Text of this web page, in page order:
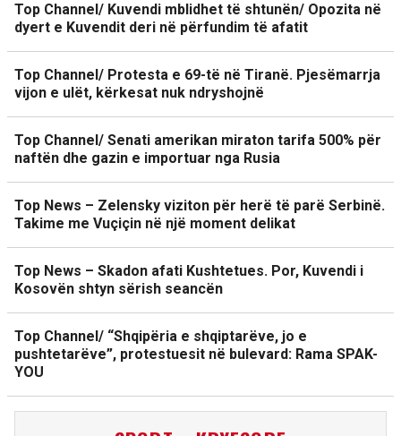
Top Channel/ Kuvendi mblidhet të shtunën/ Opozita në
dyert e Kuvendit deri në përfundim të afatit
Top Channel/ Protesta e 69-të në Tiranë. Pjesëmarrja
vijon e ulët, kërkesat nuk ndryshojnë
Top Channel/ Senati amerikan miraton tarifa 500% për
naftën dhe gazin e importuar nga Rusia
Top News – Zelensky viziton për herë të parë Serbinë.
Takime me Vuçiçin në një moment delikat
Top News – Skadon afati Kushtetues. Por, Kuvendi i
Kosovën shtyn sërish seancën
Top Channel/ “Shqipëria e shqiptarëve, jo e
pushtetarëve”, protestuesit në bulevard: Rama SPAK-
YOU